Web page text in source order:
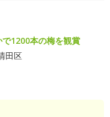
1200本の梅を観賞
田区